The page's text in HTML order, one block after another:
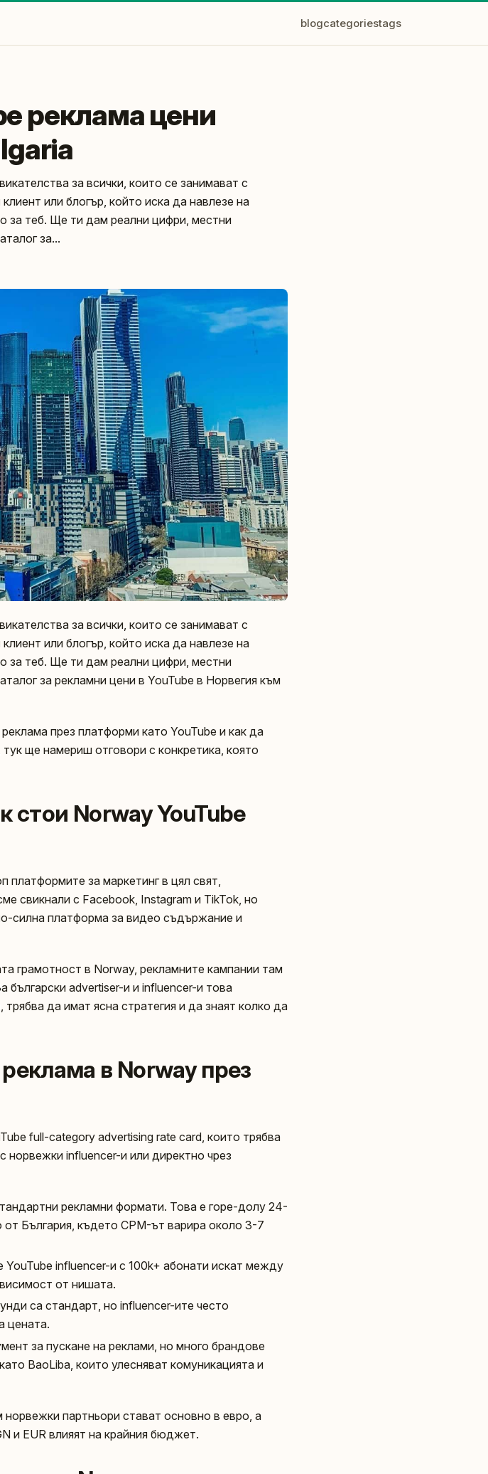
blogcategoriestags
реклама цени
за всички, които се занимават с
или блогър, който иска да навлезе на
за теб. Ще ти дам реални цифри, местни
за...
за всички, които се занимават с
или блогър, който иска да навлезе на
за теб. Ще ти дам реални цифри, местни
за рекламни цени в YouTube в Норвегия към
през платформи като YouTube и как да
ще намериш отговори с конкретика, която
стои Norway YouTube
за маркетинг в цял свят,
свикнали с Facebook, Instagram и TikTok, но
силна платформа за видео съдържание и
грамотност в Norway, рекламните кампании там
advertiser-и и influencer-и това
да имат ясна стратегия и да знаят колко да
в Norway през
full-category advertising rate card, които трябва
influencer-и или директно чрез
рекламни формати. Това е горе-долу 24-
България, където CPM-ът варира около 3-7
YouTube influencer-и с 100k+ абонати искат между
от нишата.
са стандарт, но influencer-ите често
цената.
за пускане на реклами, но много брандове
BaoLiba, които улесняват комуникацията и
партньори стават основно в евро, а
и EUR влияят на крайния бюджет.